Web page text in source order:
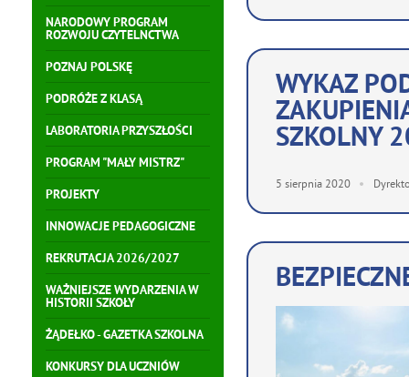
NARODOWY PROGRAM
ROZWOJU CZYTELNCTWA
POZNAJ POLSKĘ
PODRÓŻE Z KLASĄ
LABORATORIA PRZYSZŁOŚCI
PROGRAM "MAŁY MISTRZ"
PROJEKTY
INNOWACJE PEDAGOGICZNE
REKRUTACJA 2026/2027
WAŻNIEJSZE WYDARZENIA W
HISTORII SZKOŁY
ŻĄDEŁKO - GAZETKA SZKOLNA
KONKURSY DLA UCZNIÓW
WYKAZ
SZKOLNY
5 sierpnia 2020